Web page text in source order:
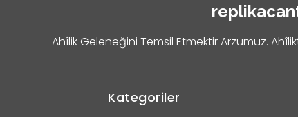
Ahîlik Geleneğini Temsil Etmektir Arzumuz.
Kategoriler